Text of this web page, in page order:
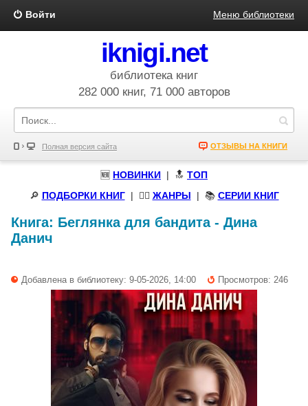
Войти Меню библиотеки
iknigi.net
библиотека книг
282 000 книг, 71 000 авторов
Полная версия сайта ОТЗЫВЫ НА КНИГИ
🆕 НОВИНКИ | 🔝 ТОП
🔎 ПОДБОРКИ КНИГ| 🧝‍♀️ ЖАНРЫ | 📚 СЕРИИ КНИГ
Книга: Беглянка для бандита- Дина
Данич
Добавлена в библиотеку: 9-05-2026, 14:00 Просмотров: 246